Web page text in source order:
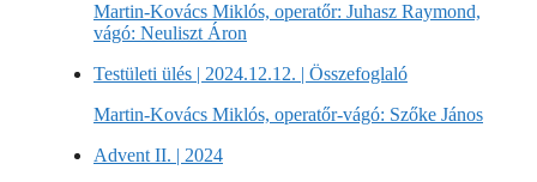
Martin-Kovács Miklós, operatőr: Juhasz Raymond,
vágó: Neuliszt Áron
Testületi ülés | 2024.12.12. | Összefoglaló
Martin-Kovács Miklós, operatőr-vágó: Szőke János
Advent II. | 2024